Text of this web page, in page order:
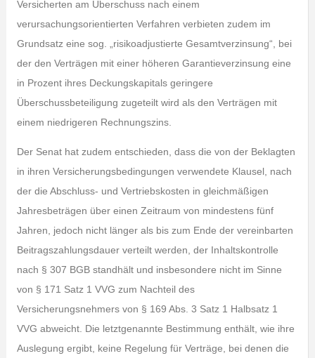
Versicherten am Überschuss nach einem
verursachungsorientierten Verfahren verbieten zudem im
Grundsatz eine sog. „risikoadjustierte Gesamtverzinsung“, bei
der den Verträgen mit einer höheren Garantieverzinsung eine
in Prozent ihres Deckungskapitals geringere
Überschussbeteiligung zugeteilt wird als den Verträgen mit
einem niedrigeren Rechnungszins.
Der Senat hat zudem entschieden, dass die von der Beklagten
in ihren Versicherungsbedingungen verwendete Klausel, nach
der die Abschluss- und Vertriebskosten in gleichmäßigen
Jahresbeträgen über einen Zeitraum von mindestens fünf
Jahren, jedoch nicht länger als bis zum Ende der vereinbarten
Beitragszahlungsdauer verteilt werden, der Inhaltskontrolle
nach § 307 BGB standhält und insbesondere nicht im Sinne
von § 171 Satz 1 VVG zum Nachteil des
Versicherungsnehmers von § 169 Abs. 3 Satz 1 Halbsatz 1
VVG abweicht. Die letztgenannte Bestimmung enthält, wie ihre
Auslegung ergibt, keine Regelung für Verträge, bei denen die